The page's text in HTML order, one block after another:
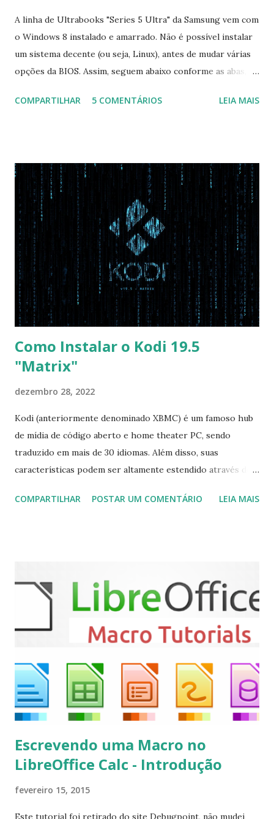
A linha de Ultrabooks "Series 5 Ultra" da Samsung vem com
o Windows 8 instalado e amarrado. Não é possível instalar
um sistema decente (ou seja, Linux), antes de mudar várias
opções da BIOS. Assim, seguem abaixo conforme as abas, a
Na inicialização aperte F2 para acessar a BIOS e então faça
com Win, deixe essa opção no Auto ) Set AHCI Mode ->
Disabled USB S3 Wake-up -> Enabled Boot: Secure Boot ->
Disabled OS Mode Selection -> UEFI and CSM OS (Essa
opção garante boot com Win e Linux) Boot > Boot Priority
Order USB HDD: SATA CD: SATA HDD: Essa ordem de boot
vai garantir que ele tente primeiro o boot pela USB, depois
pelo CD e por último no HD. Apenas as opções acima são
as necessá...
COMPARTILHAR 5 COMENTÁRIOS LEIA MAIS
Como Instalar o Kodi 19.5
"Matrix"
dezembro 28, 2022
Kodi (anteriormente denominado XBMC) é um famoso hub
de mídia de código aberto e home theater PC, sendo
traduzido em mais de 30 idiomas. Além disso, suas
características podem ser altamente estendido através de
(personal video recorder). A versão final do Kodi 19.5
sudo apt-get install kodi Use o comando a seguir para
instalar codecs de áudio e outros complementos,
executando: $ sudo apt-get install --install-suggests
kodi Para remover, execute: $ sudo apt-get remove
COMPARTILHAR POSTAR UM COMENTÁRIO LEIA MAIS
Escrevendo uma Macro no
LibreOffice Calc - Introdução
fevereiro 15, 2015
Este tutorial foi retirado do site Debugpoint, não mudei